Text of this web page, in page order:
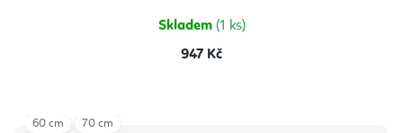
Skladem (1 ks)
947 Kč
60 cm 70 cm